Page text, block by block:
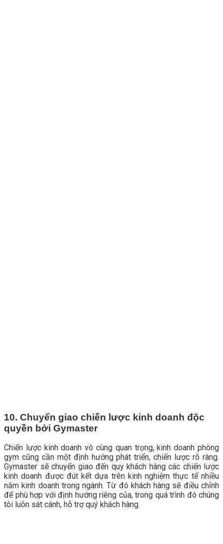
10. Chuyển giao chiến lược kinh doanh độc
quyền bởi Gymaster
Chiến lược kinh doanh vô cùng quan trọng, kinh doanh phòng
gym cũng cần một định hướng phát triển, chiến lược rõ ràng.
Gymaster sẽ chuyển giao đến quy khách hàng các chiến lược
kinh doanh được đút kết dựa trên kinh nghiệm thực tế nhiều
năm kinh doanh trong ngành. Từ đó khách hàng sẽ điều chỉnh
để phù hợp với định hướng riêng của, trong quá trình đó chúng
tôi luôn sát cánh, hỗ trợ quý khách hàng.